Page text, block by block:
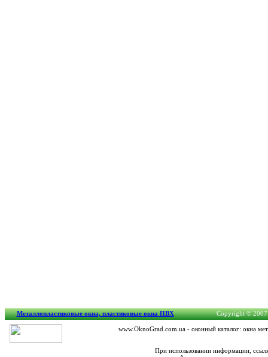
Металлопластиковые окна, пластиковые окна ПВХ Copyright ©
www.OknoGrad.com.ua - оконный каталог: окна
При использовании информации,